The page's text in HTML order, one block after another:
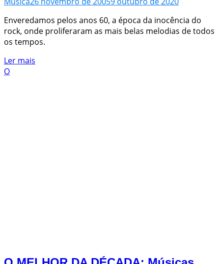
Enveredamos pelos anos 60, a época da inocência do
rock, onde proliferaram as mais belas melodias de todos
os tempos.
Ler mais
O